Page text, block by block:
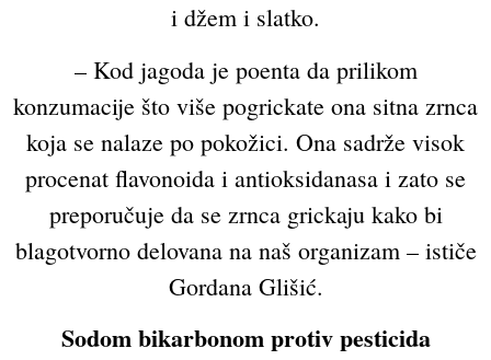
i džem i slatko.
– Kod jagoda je poenta da prilikom
konzumacije što više pogrickate ona sitna zrnca
koja se nalaze po pokožici. Ona sadrže visok
procenat flavonoida i antioksidanasa i zato se
preporučuje da se zrnca grickaju kako bi
blagotvorno delovana na naš organizam – ističe
Gordana Glišić.
Sodom bikarbonom protiv pesticida